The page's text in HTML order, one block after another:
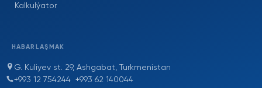
Kalkulýator
HABARLAŞMAK
G. Kuliyev st. 29, Ashgabat, Turkmenistan
+993 12 754244 +993 62 140044